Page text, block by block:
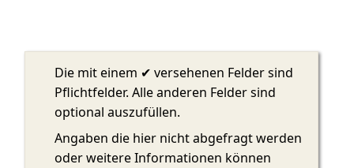
Die mit einem ✔ versehenen Felder sind
Pflichtfelder. Alle anderen Felder sind
optional auszufüllen.
Angaben die hier nicht abgefragt werden
oder weitere Informationen können